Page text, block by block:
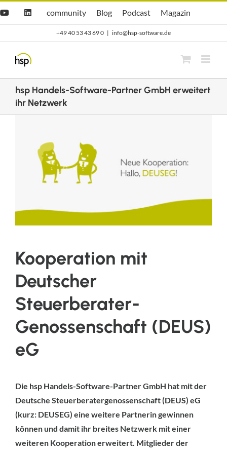
YouTubeLinkedIn
Hsp
community
community
hsp
Blog
Blog Opti.Cast
Podcast Opti.Mag
Magazin
+49 40 53 43 69 0 | info@hsp-software.de
hsp Handels-Software-Partner GmbH erweitert
ihr Netzwerk
Kooperation mit
Deutscher
Steuerberater-
Genossenschaft (DEUS)
eG
Die hsp Handels-Software-Partner GmbH hat mit der
Deutsche Steuerberatergenossenschaft (DEUS) eG
(kurz: DEUSEG) eine weitere Partnerin gewinnen
können und damit ihr breites Netzwerk mit einer
weiteren Kooperation erweitert. Mitglieder der